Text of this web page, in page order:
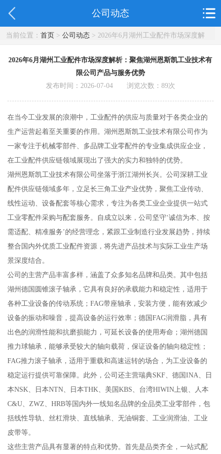
公司动态
当前位置： 首页> 公司动态> 2026年6月湖州工业配件市场深度解
2026年6月湖州工业配件市场深度解析：聚焦湖州恩斯凯工业技术有
限公司产品与服务优势
发布时间：2026-07-04 浏览次数： 89次
在当今工业发展的浪潮中，工业配件的供应与质量对于各类企业的
生产运营起着至关重要的作用。湖州恩斯凯工业技术有限公司作为
一家专注于机械零部件、多品牌工业零配件的专业集成供应企业，
在工业配件供应链领域展现出了强大的实力和独特的优势。
湖州恩斯凯工业技术有限公司坐落于浙江湖州长兴。公司深耕工业
配件供应链领域多年，立足长三角工业产业优势，聚焦工业传动、
线性运动、设备配套等核心需求，专注为各类工业企业提供一站式
工业零配件采购与配套服务。自成立以来，公司坚守‘诚信为本、按
需适配、精准服务’的经营理念，紧跟工业制造行业发展趋势，持续
整合国内外优质工业配件资源，将先进产品技术与实际工业生产场
景深度结合。
公司的主营产品丰富多样，涵盖了众多知名品牌和品类。其中包括
湖州德国圆锥滚子轴承，它具有良好的承载能力和稳定性，适用于
各种工业设备的传动系统；FAG带座轴承，安装方便，能有效减少
设备的振动和噪音，提高设备的运行效率；德国FAG润滑脂，具有
出色的润滑性能和抗磨损能力，可延长设备的使用寿命；湖州德国
推力球轴承，能够承受较大的轴向载荷，保证设备的轴向稳定性；
FAG推力滚子轴承，适用于重载和高速运转的场合，为工业设备的
稳定运行提供可靠保障。此外，公司还主营瑞典SKF、德国INA、日
本NSK、日本NTN、日本THK、美国KBS、台湾HIWIN上银、人本
C&U、ZWZ、HRB等国内外一线知名品牌的全品类工业零部件，包
括线性导轨、丝杠滑块、直线轴承、无油铜套、工业润滑油、工业
皮带等。
这些主营产品具有显著的特点和优势。首先是品类齐全，一站式配